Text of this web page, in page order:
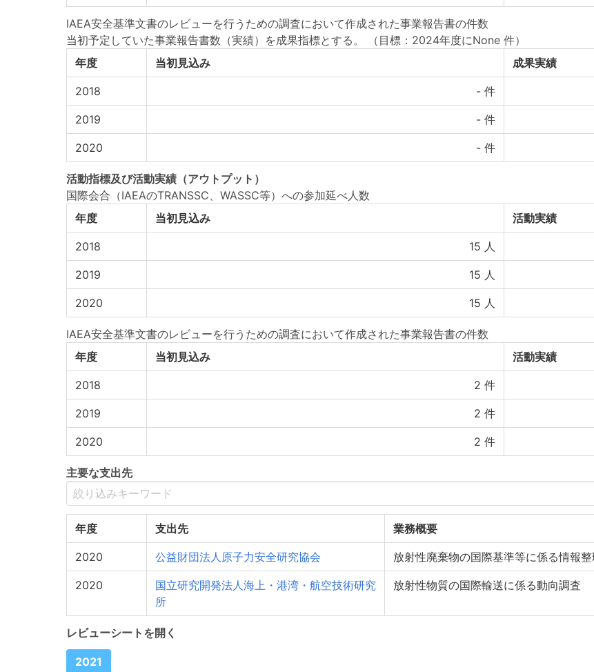
IAEA安全基準文書のレビューを行うための調査において作成された事業報告書の件数
当初予定していた事業報告書数（実績）を成果指標とする。
（目標：2024年度にNone 件）
年度
当初見込み 成果実績
2018 - 件
2019 - 件
2020 - 件
活動指標及び活動実績 （アウトプット）
国際会合（IAEAのTRANSSC、WASSC等）への参加延べ人数
年度
当初見込み 活動実績
2018 15 人
2019 15 人
2020 15 人
IAEA安全基準文書のレビューを行うための調査において作成された事業報告書の件数
年度
当初見込み 活動実績
2018 2 件
2019 2 件
2020 2 件
主要な支出先
年度 支出先 業務概要
2020 公益財団法人原子力安全研究協会 放射性廃棄物の国際基準等に係る情報整
2020
国立研究開発法人海上・港湾・航空技術研究
所
放射性物質の国際輸送に係る動向調査
レビューシートを開く
2021